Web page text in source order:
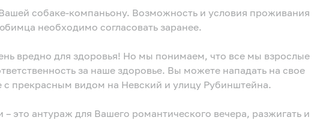
необходимо согласовать заранее.
за наше здоровье. Вы можете нападать на свое
с прекрасным видом на Невский и улицу Рубинштейна.